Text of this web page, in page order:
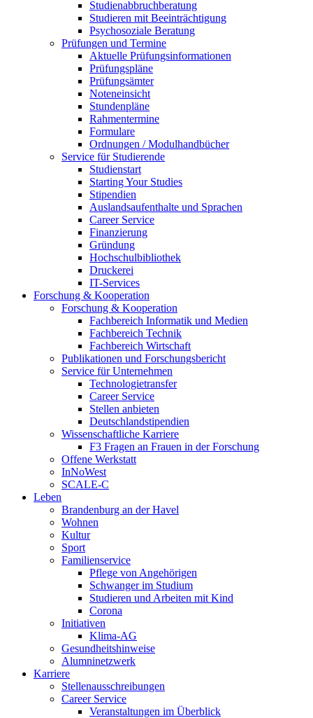
Studienabbruchberatung
Studieren mit Beeinträchtigung
Psychosoziale Beratung
Prüfungen und Termine
Aktuelle Prüfungsinformationen
Prüfungspläne
Prüfungsämter
Noteneinsicht
Stundenpläne
Rahmentermine
Formulare
Ordnungen / Modulhandbücher
Service für Studierende
Studienstart
Starting Your Studies
Stipendien
Auslandsaufenthalte und Sprachen
Career Service
Finanzierung
Gründung
Hochschulbibliothek
Druckerei
IT-Services
Forschung & Kooperation
Forschung & Kooperation
Fachbereich Informatik und Medien
Fachbereich Technik
Fachbereich Wirtschaft
Publikationen und Forschungsbericht
Service für Unternehmen
Technologietransfer
Career Service
Stellen anbieten
Deutschlandstipendien
Wissenschaftliche Karriere
F3 Fragen an Frauen in der Forschung
Offene Werkstatt
InNoWest
SCALE-C
Leben
Brandenburg an der Havel
Wohnen
Kultur
Sport
Familienservice
Pflege von Angehörigen
Schwanger im Studium
Studieren und Arbeiten mit Kind
Corona
Initiativen
Klima-AG
Gesundheitshinweise
Alumninetzwerk
Karriere
Stellenausschreibungen
Career Service
Veranstaltungen im Überblick